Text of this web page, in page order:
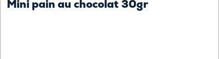
Mini pain au chocolat 30gr